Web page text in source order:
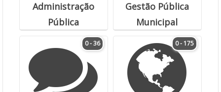
Administração
Pública
Gestão Pública
Municipal
0 - 36 0 - 175